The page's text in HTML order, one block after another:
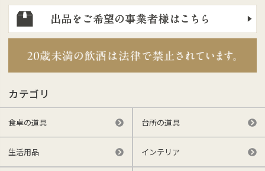
カテゴリ
食卓の道具 台所の道具
生活用品 インテリア